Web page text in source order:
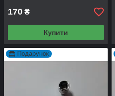
170 ₴
Купити
Подарунок